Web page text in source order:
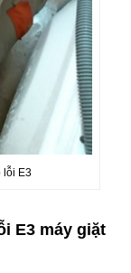
lỗi E3
E3 máy giặt